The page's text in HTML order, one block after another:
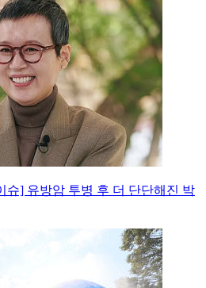
슈] 유방암 투병 후 더 단단해진 박